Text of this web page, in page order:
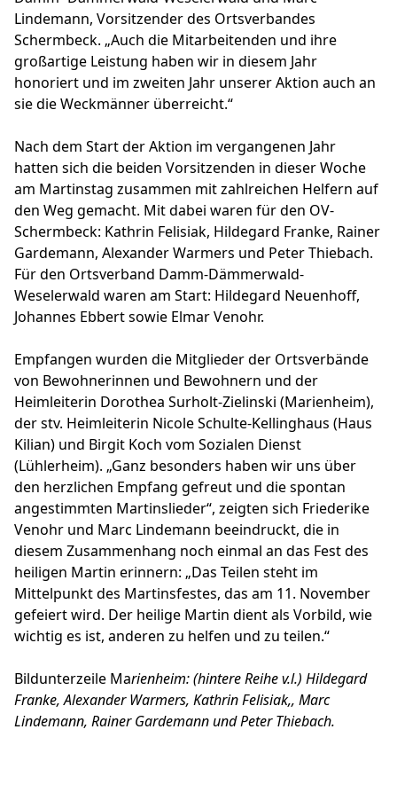
Lindemann, Vorsitzender des Ortsverbandes
Schermbeck. „Auch die Mitarbeitenden und ihre
großartige Leistung haben wir in diesem Jahr
honoriert und im zweiten Jahr unserer Aktion auch an
sie die Weckmänner überreicht.“
Nach dem Start der Aktion im vergangenen Jahr
hatten sich die beiden Vorsitzenden in dieser Woche
am Martinstag zusammen mit zahlreichen Helfern auf
den Weg gemacht. Mit dabei waren für den OV-
Schermbeck: Kathrin Felisiak, Hildegard Franke, Rainer
Gardemann, Alexander Warmers und Peter Thiebach.
Für den Ortsverband Damm-Dämmerwald-
Weselerwald waren am Start: Hildegard Neuenhoff,
Johannes Ebbert sowie Elmar Venohr.
Empfangen wurden die Mitglieder der Ortsverbände
von Bewohnerinnen und Bewohnern und der
Heimleiterin Dorothea Surholt-Zielinski (Marienheim),
der stv. Heimleiterin Nicole Schulte-Kellinghaus (Haus
Kilian) und Birgit Koch vom Sozialen Dienst
(Lühlerheim). „Ganz besonders haben wir uns über
den herzlichen Empfang gefreut und die spontan
angestimmten Martinslieder“, zeigten sich Friederike
Venohr und Marc Lindemann beeindruckt, die in
diesem Zusammenhang noch einmal an das Fest des
heiligen Martin erinnern: „Das Teilen steht im
Mittelpunkt des Martinsfestes, das am 11. November
gefeiert wird. Der heilige Martin dient als Vorbild, wie
wichtig es ist, anderen zu helfen und zu teilen.“
Bildunterzeile Marienheim: (hintere Reihe v.l.) Hildegard
Franke, Alexander Warmers, Kathrin Felisiak,, Marc
Lindemann, Rainer Gardemann und Peter Thiebach.